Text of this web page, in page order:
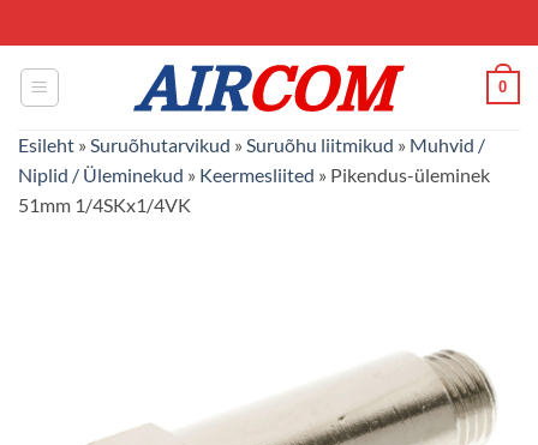
to
content
0
Esileht » Suruõhutarvikud » Suruõhu liitmikud » Muhvid /
Niplid / Üleminekud » Keermesliited » Pikendus-üleminek
51mm 1/4SKx1/4VK